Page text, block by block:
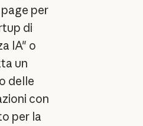
per
di
IA" o
un
delle
con
per la